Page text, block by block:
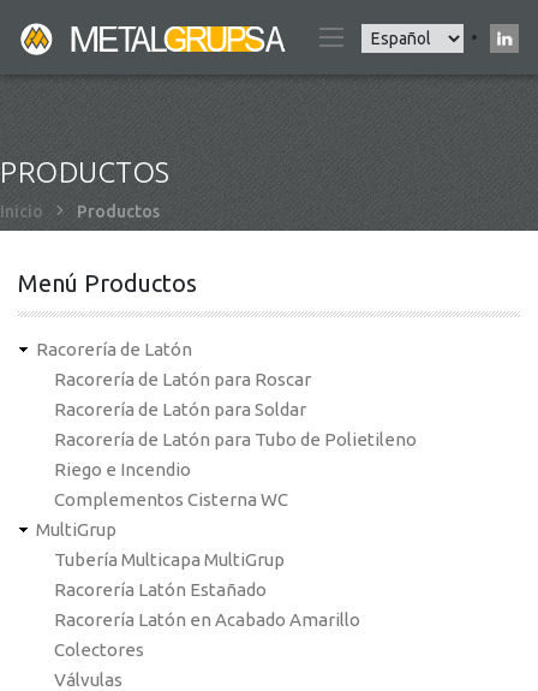
Select
your
language
PRODUCTOS
Sobrescribir
de
ayuda
navegación
Inicio Productos
Menú Productos
Racorería de Latón
Racorería de Latón para Roscar
Racorería de Latón para Soldar
Racorería de Latón para Tubo de Polietileno
Riego e Incendio
Complementos Cisterna WC
MultiGrup
Tubería Multicapa MultiGrup
Racorería Latón Estañado
Racorería Latón en Acabado Amarillo
Colectores
Válvulas